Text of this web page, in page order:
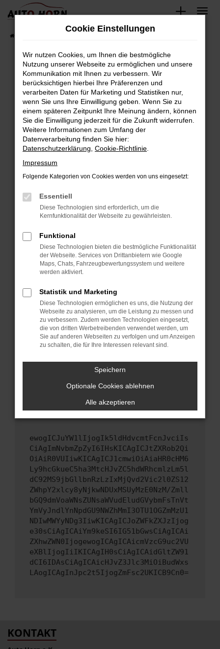
Zum
springen
Fahrzeugbestand
Fehler: Network Error
Beim Laden ist ein Fehler aufgetreten.
Hier sind ein paar Tipps, die dir helfen können:
Überprüfe deine Firewall und deine
Internetverbindung.
Laden andere Webseiten, zum Beispiel deine
Suchmaschine?
Prüfe deine Browsererweiterungen.
können das Laden bestimmter Seiten
verhindern. Funktioniert die Seite in einem
anderen Browser oder in einem privaten
Starte dein Gerät neu.
Das kann manchmal helfen, vorübergehende
Probleme zu beheben.
Betriebssystem auf dem neuesten Stand
sind.
Veraltete Software birgt nicht nur ein
Sicherheitsrisiko, sondern kann auch dazu
führen, dass bestimmte Funktionen nicht mehr
unterstützt werden.
Wende dich an den Webseitenbetreiber.
Wenn du alle oben genannten Schritte versucht
hast, kontaktiere uns bitte. Wir werden
versuchen, das Problem zu beheben. Du kannst
uns diesen Text schicken, um uns bei der
ewogICJuYW1lIjogIk5ldHdvcmtFcnJvciIs
CiAgImNvbmZpZyI6IHsKICAgICJtZXRob2Qi
OiAiR0VUIiwKICAgICJ1cmwiOiAiaHR0cHM6
Ly9hcGkueC5ha3MtcHJvZC5hdWRhcmlzLm5l
dC92MS9jbGllbnRzLzIxMjQvd2Vic2l0ZS12
ZWhpY2xlcy8yNjkwNDUxMSUyMzE0NzM/Zmll
bGQ9dmVoaWNsZUNsaWVudEludGVybmFsTnVt
YmVyJndlYnNpdGU9NWZhMmI3OTU1OGZmMzU1
NDIwMWYyNDg3IiwKICAgICJoZWFkZXJzIjog
e30sCiAgICAiYm9keSI6IG51bGwsCiAgICAi
ZXhwZWN0IjogewogICAgICAicmVzcG9uc2VU
eXBlIjogIiIKICAgIH0sCiAgICAidGltZW91
dCI6IDAsCiAgICAicHJvZ3Jlc3MiOiBudWxs
LAogICAgInJpc2t5IjogZmFsc2UKICB9Cn0=
KONTAKT
Cookie Einstellungen
Wir nutzen Cookies, um Ihnen die bestmögliche
Nutzung unserer Webseite zu ermöglichen und unsere
Kommunikation mit Ihnen zu verbessern. Wir
berücksichtigen hierbei Ihre Präferenzen und
verarbeiten Daten für Marketing und Statistiken nur,
wenn Sie uns Ihre Einwilligung geben. Wenn Sie zu
einem späteren Zeitpunkt Ihre Meinung ändern, können
Sie die Einwilligung jederzeit für die Zukunft widerrufen.
Weitere Informationen zum Umfang der
Datenverarbeitung finden Sie hier:
Datenschutzerklärung Cookie-Richtlinie
Impressum
Folgende Kategorien von Cookies werden von uns eingesetzt:
Essentiell
Diese Technologien sind erforderlich, um die
Kernfunktionalität der Webseite zu gewährleisten.
Funktional
Diese Technologien bieten die bestmögliche Funktionalität
der Webseite. Services von Drittanbietern wie Google
Maps, Chats, Fahrzeugbewertungssystem und weitere
werden aktiviert.
Statistik und Marketing
Diese Technologien ermöglichen es uns, die Nutzung der
Webseite zu analysieren, um die Leistung zu messen und
zu verbessern. Zudem werden Technologien eingesetzt,
die von dritten Werbetreibenden verwendet werden, um
Sie auf anderen Webseiten zu verfolgen und um Anzeigen
zu schalten, die für Ihre Interessen relevant sind.
Speichern
Optionale Cookies ablehnen
Alle akzeptieren